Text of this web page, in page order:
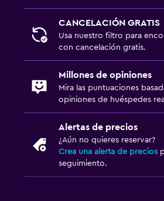
CANCELACIÓN GRATIS
Usa nuestro filtro para
con cancelación gratis.
Millones de opiniones
Mira las puntuaciones
opiniones de huéspedes
Alertas de precios
¿Aún no quieres reservar?
Crea una alerta de precios
seguimiento.